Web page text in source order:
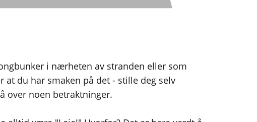
i nærheten av stranden eller som
du har smaken på det - stille deg selv
over noen betraktninger.